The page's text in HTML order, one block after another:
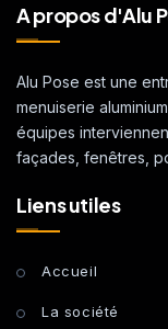
A propos d'Alu
Alu Pose est une
menuiserie
équipes
façades, fenêtres,
Liens utiles
Accueil
La société